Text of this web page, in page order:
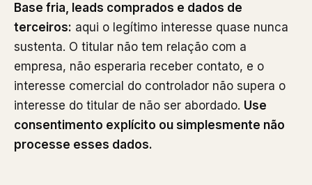
Base fria, leads comprados e dados de
terceiros: aqui o legítimo interesse quase nunca
sustenta. O titular não tem relação com a
empresa, não esperaria receber contato, e o
interesse comercial do controlador não supera o
interesse do titular de não ser abordado. Use
consentimento explícito ou simplesmente não
processe esses dados.